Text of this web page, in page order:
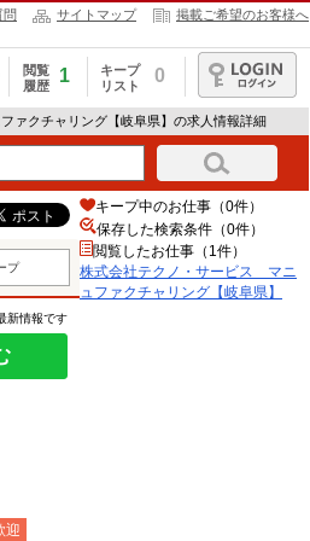
問 サイトマップ 掲載ご希望のお客様へ
閲覧
履歴
1
キープ
リスト
0
ログイン
ァクチャリング【岐阜県】の求人情報詳細
プ
新情報です
迎
キープ中のお仕事（0件）
保存した検索条件（0件）
閲覧したお仕事（1件）
株式会社テクノ・サービス マニ
ュファクチャリング【岐阜県】